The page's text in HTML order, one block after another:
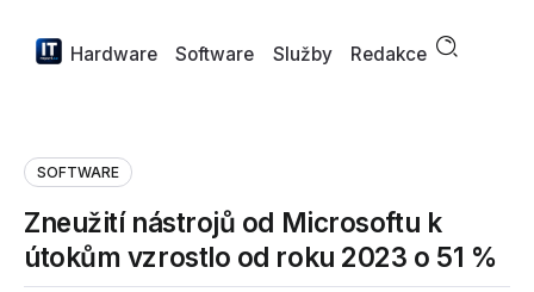
Hardware Software Služby Redakce
SOFTWARE
Zneužití nástrojů od Microsoftu k
útokům vzrostlo od roku 2023 o 51 %